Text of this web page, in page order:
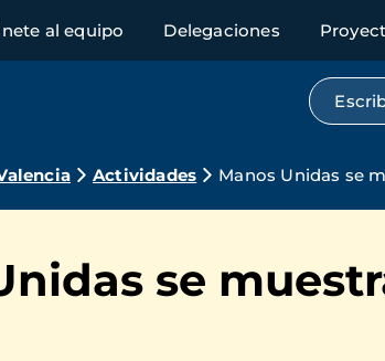
al equipo Delegaciones
Actividades Manos Unidas se
se